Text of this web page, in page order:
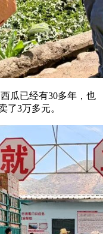
瓜已经有30多年，也
了3万多元。